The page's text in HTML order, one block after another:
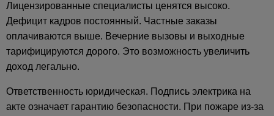
Лицензированные специалисты ценятся высоко.
Дефицит кадров постоянный. Частные заказы
оплачиваются выше. Вечерние вызовы и выходные
тарифицируются дорого. Это возможность увеличить
доход легально.
Ответственность юридическая. Подпись электрика на
акте означает гарантию безопасности. При пожаре из-за